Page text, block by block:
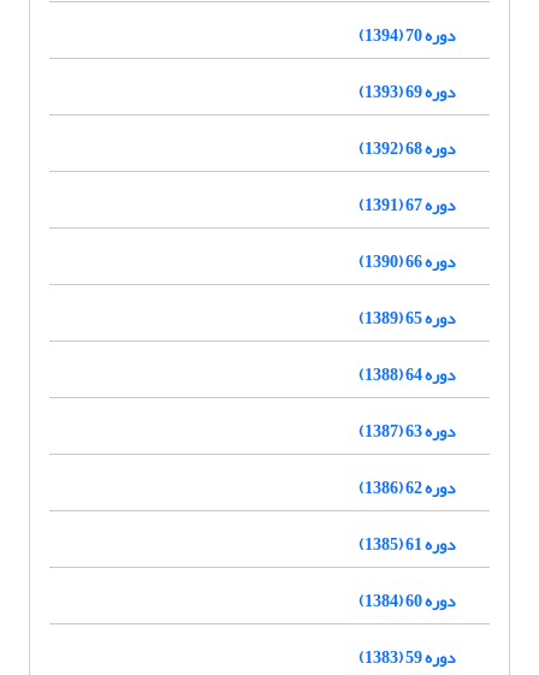
دوره 70 (1394)
دوره 69 (1393)
دوره 68 (1392)
دوره 67 (1391)
دوره 66 (1390)
دوره 65 (1389)
دوره 64 (1388)
دوره 63 (1387)
دوره 62 (1386)
دوره 61 (1385)
دوره 60 (1384)
دوره 59 (1383)